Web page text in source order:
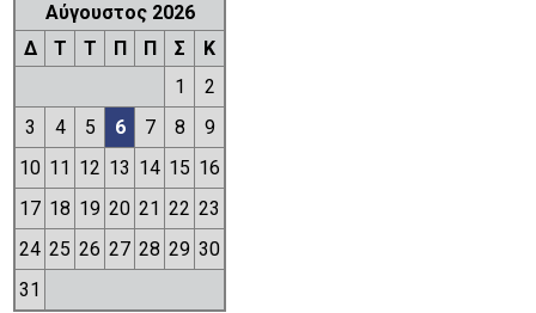
Αύγουστος 2026
Δ
Τ Τ Π Π Σ
Κ
1
2
3
4 5 6 7 8
9
10 11 12 13 14 15 16
17 18 19 20 21 22 23
24 25 26 27 28 29 30
31